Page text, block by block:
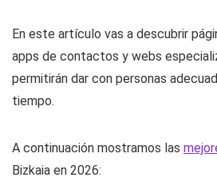
En este artículo vas a descubrir
apps de contactos y webs
permitirán dar con personas
tiempo.
A continuación mostramos las
Bizkaia en 2026: